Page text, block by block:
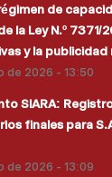
de
la Ley N.º 7371/
y la publicidad
de 2026 - 13:50
SIARA:
finales para
de 2026 - 13:09